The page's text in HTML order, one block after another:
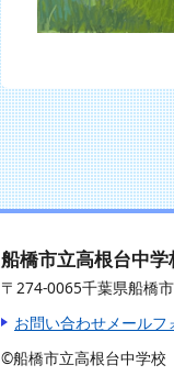
船橋市立高根台中学
〒274-0065千葉県船橋
お問い合わせメールフ
©船橋市立高根台中学校